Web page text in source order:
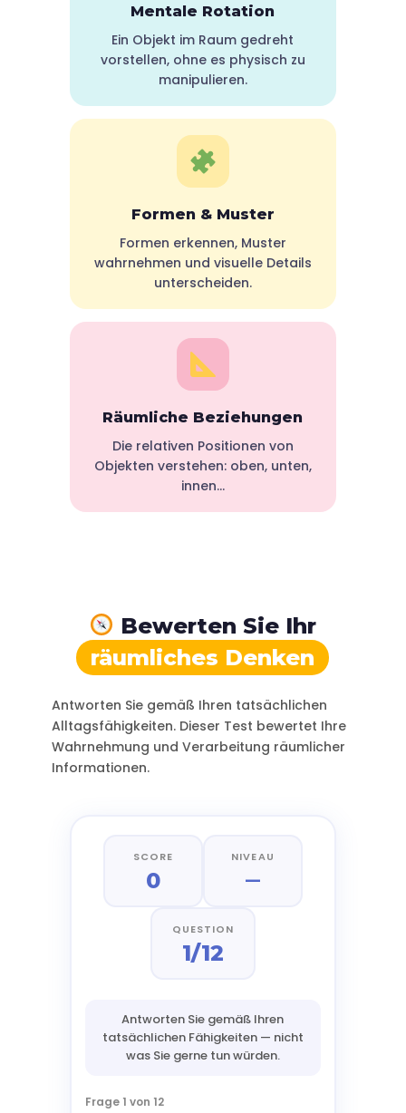
Mentale Rotation
Ein Objekt im Raum gedreht
vorstellen, ohne es physisch zu
manipulieren.
Formen & Muster
Formen erkennen, Muster
wahrnehmen und visuelle Details
unterscheiden.
Räumliche Beziehungen
Die relativen Positionen von
Objekten verstehen: oben, unten,
innen…
Bewerten Sie Ihr
räumliches Denken
Antworten Sie gemäß Ihren tatsächlichen
Alltagsfähigkeiten. Dieser Test bewertet Ihre
Wahrnehmung und Verarbeitung räumlicher
Informationen.
SCORE
0
NIVEAU
—
QUESTION
1/12
Antworten Sie gemäß Ihren
tatsächlichen Fähigkeiten — nicht
was Sie gerne tun würden.
Frage 1 von 12